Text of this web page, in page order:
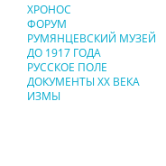
ХРОНОС
ФОРУМ
РУМЯНЦЕВСКИЙ МУЗЕЙ
ДО 1917 ГОДА
РУССКОЕ ПОЛЕ
ДОКУМЕНТЫ XX ВЕКА
ИЗМЫ